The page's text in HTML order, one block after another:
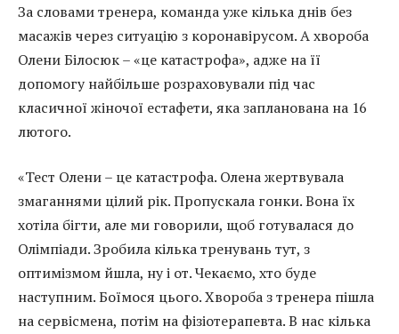
За словами тренера, команда уже кілька днів без
масажів через ситуацію з коронавірусом. А хвороба
Олени Білосюк – «це катастрофа», адже на її
допомогу найбільше розраховували під час
класичної жіночої естафети, яка запланована на 16
лютого.
«Тест Олени – це катастрофа. Олена жертвувала
змаганнями цілий рік. Пропускала гонки. Вона їх
хотіла бігти, але ми говорили, щоб готувалася до
Олімпіади. Зробила кілька тренувань тут, з
оптимізмом йшла, ну і от. Чекаємо, хто буде
наступним. Боїмося цього. Хвороба з тренера пішла
на сервісмена, потім на фізіотерапевта. В нас кілька